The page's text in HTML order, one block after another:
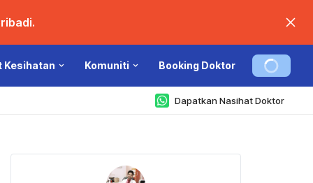
Kesihatan Komuniti Booking Doktor
Dapatkan Nasihat Doktor